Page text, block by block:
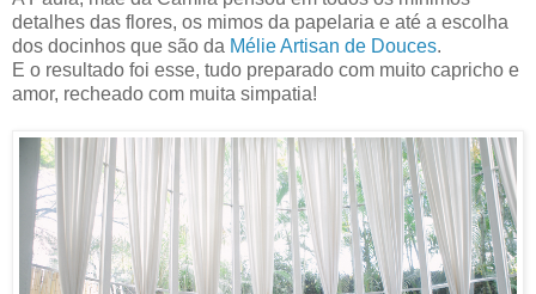
detalhes das flores, os mimos da papelaria e até a escolha
dos docinhos que são da Mélie Artisan de Douces.
E o resultado foi esse, tudo preparado com muito capricho e
amor, recheado com muita simpatia!